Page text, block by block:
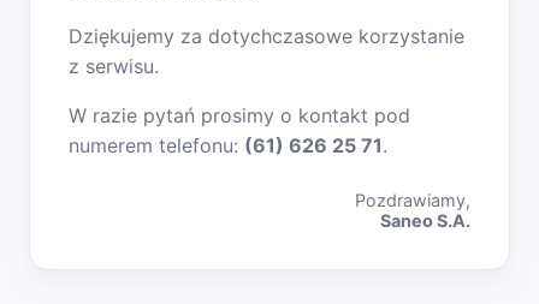
Dziękujemy za dotychczasowe korzystanie
z serwisu.
W razie pytań prosimy o kontakt pod
numerem telefonu: (61) 626 25 71.
Pozdrawiamy,
Saneo S.A.